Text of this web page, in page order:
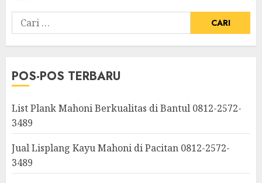
POS-POS TERBARU
List Plank Mahoni Berkualitas di Bantul 0812-2572-
3489
Jual Lisplang Kayu Mahoni di Pacitan 0812-2572-
3489